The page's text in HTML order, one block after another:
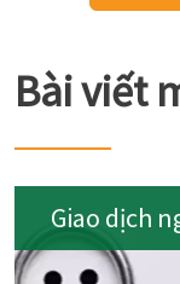
Bài viết
Giao dịch